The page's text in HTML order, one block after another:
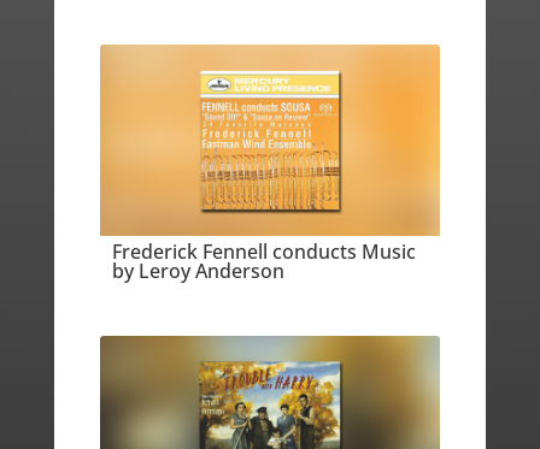
Frederick Fennell conducts Music
by Leroy Anderson